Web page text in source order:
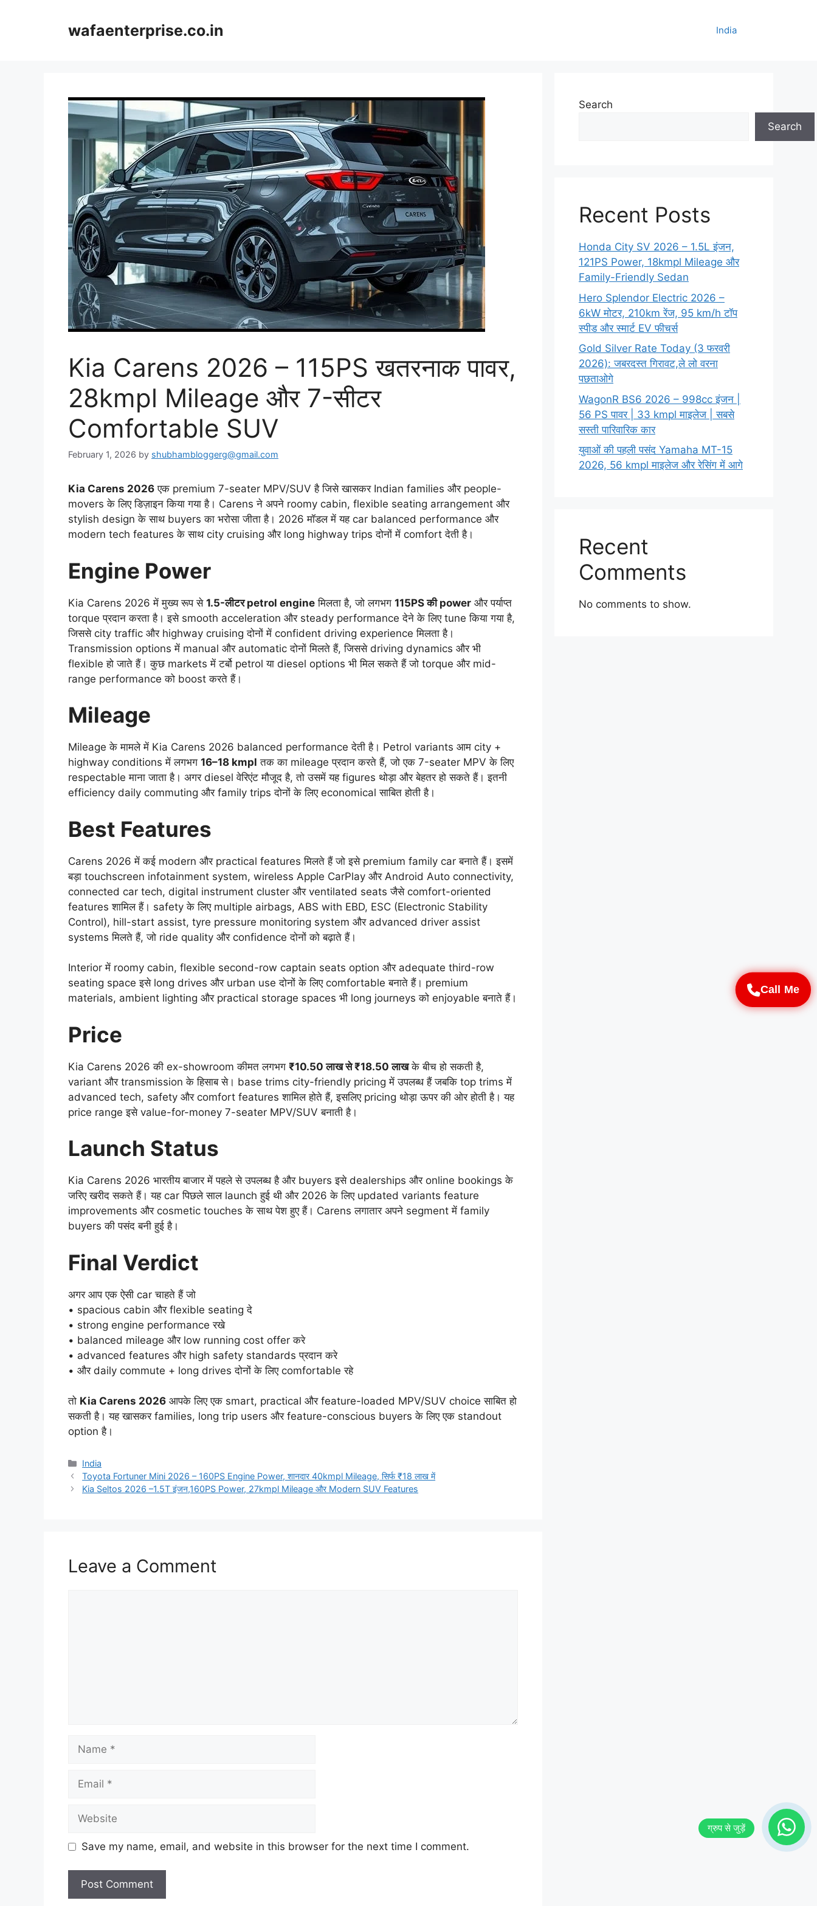
Call Me
wafaenterprise.co.in India
Kia Carens 2026 – 115PS खतरनाक पावर,
28kmpl Mileage और 7-सीटर
Comfortable SUV
February 1, 2026 by shubhambloggerg@gmail.com
Kia Carens 2026 एक premium 7-seater MPV/SUV है जिसे खासकर Indian families और people-
movers के लिए डिज़ाइन किया गया है। Carens ने अपने roomy cabin, flexible seating arrangement और
stylish design के साथ buyers का भरोसा जीता है। 2026 मॉडल में यह car balanced performance और
modern tech features के साथ city cruising और long highway trips दोनों में comfort देती है।
Engine Power
Kia Carens 2026 में मुख्य रूप से 1.5-लीटर petrol engine मिलता है, जो लगभग 115PS की power और पर्याप्त
torque प्रदान करता है। इसे smooth acceleration और steady performance देने के लिए tune किया गया है,
जिससे city traffic और highway cruising दोनों में confident driving experience मिलता है।
Transmission options में manual और automatic दोनों मिलते हैं, जिससे driving dynamics और भी
flexible हो जाते हैं। कुछ markets में टर्बो petrol या diesel options भी मिल सकते हैं जो torque और mid-
range performance को boost करते हैं।
Mileage
Mileage के मामले में Kia Carens 2026 balanced performance देती है। Petrol variants आम city +
highway conditions में लगभग 16–18 kmpl तक का mileage प्रदान करते हैं, जो एक 7-seater MPV के लिए
respectable माना जाता है। अगर diesel वेरिएंट मौजूद है, तो उसमें यह figures थोड़ा और बेहतर हो सकते हैं। इतनी
efficiency daily commuting और family trips दोनों के लिए economical साबित होती है।
Best Features
Carens 2026 में कई modern और practical features मिलते हैं जो इसे premium family car बनाते हैं। इसमें
बड़ा touchscreen infotainment system, wireless Apple CarPlay और Android Auto connectivity,
connected car tech, digital instrument cluster और ventilated seats जैसे comfort-oriented
features शामिल हैं। safety के लिए multiple airbags, ABS with EBD, ESC (Electronic Stability
Control), hill-start assist, tyre pressure monitoring system और advanced driver assist
systems मिलते हैं, जो ride quality और confidence दोनों को बढ़ाते हैं।
Interior में roomy cabin, flexible second-row captain seats option और adequate third-row
seating space इसे long drives और urban use दोनों के लिए comfortable बनाते हैं। premium
materials, ambient lighting और practical storage spaces भी long journeys को enjoyable बनाते हैं।
Price
Kia Carens 2026 की ex-showroom कीमत लगभग ₹10.50 लाख से ₹18.50 लाखके बीच हो सकती है,
variant और transmission के हिसाब से। base trims city-friendly pricing में उपलब्ध हैं जबकि top trims में
advanced tech, safety और comfort features शामिल होते हैं, इसलिए pricing थोड़ा ऊपर की ओर होती है। यह
price range इसे value-for-money 7-seater MPV/SUV बनाती है।
Launch Status
Kia Carens 2026 भारतीय बाजार में पहले से उपलब्ध है और buyers इसे dealerships और online bookings के
जरिए खरीद सकते हैं। यह car पिछले साल launch हुई थी और 2026 के लिए updated variants feature
improvements और cosmetic touches के साथ पेश हुए हैं। Carens लगातार अपने segment में family
buyers की पसंद बनी हुई है।
Final Verdict
अगर आप एक ऐसी car चाहते हैं जो
• spacious cabin और flexible seating दे
• strong engine performance रखे
• balanced mileage और low running cost offer करे
• advanced features और high safety standards प्रदान करे
• और daily commute + long drives दोनों के लिए comfortable रहे
तो Kia Carens 2026 आपके लिए एक smart, practical और feature-loaded MPV/SUV choice साबित हो
सकती है। यह खासकर families, long trip users और feature-conscious buyers के लिए एक standout
option है।
Categories
India
Toyota Fortuner Mini 2026 – 160PS Engine Power, शानदार 40kmpl Mileage, सिर्फ ₹18 लाख में
Kia Seltos 2026 –1.5T इंजन,160PS Power, 27kmpl Mileage और Modern SUV Features
Leave a Comment
Name
Email
Website
Save my name, email, and website in this browser for the next time I comment.
Search
Search
Recent Posts
Honda City SV 2026 – 1.5L इंजन,
121PS Power, 18kmpl Mileage और
Family-Friendly Sedan
Hero Splendor Electric 2026 –
6kW मोटर, 210km रेंज, 95 km/h टॉप
स्पीड और स्मार्ट EV फीचर्स
Gold Silver Rate Today (3 फरवरी
2026): जबरदस्त गिरावट,ले लो वरना
पछताओगे
WagonR BS6 2026 – 998cc इंजन |
56 PS पावर | 33 kmpl माइलेज | सबसे
सस्ती पारिवारिक कार
युवाओं की पहली पसंद Yamaha MT-15
2026, 56 kmpl माइलेज और रेसिंग में आगे
Recent
Comments
No comments to show.